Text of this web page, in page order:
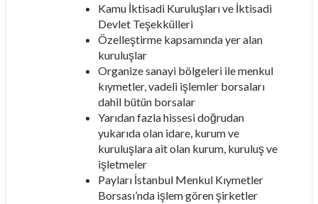
Kamu İktisadi Kuruluşları ve İktisadi
Devlet Teşekkülleri
Özelleştirme kapsamında yer alan
kuruluşlar
Organize sanayi bölgeleri ile menkul
kıymetler, vadeli işlemler borsaları
dahil bütün borsalar
Yarıdan fazla hissesi doğrudan
yukarıda olan idare, kurum ve
kuruluşlara ait olan kurum, kuruluş ve
işletmeler
Payları İstanbul Menkul Kıymetler
Borsası’nda işlem gören şirketler